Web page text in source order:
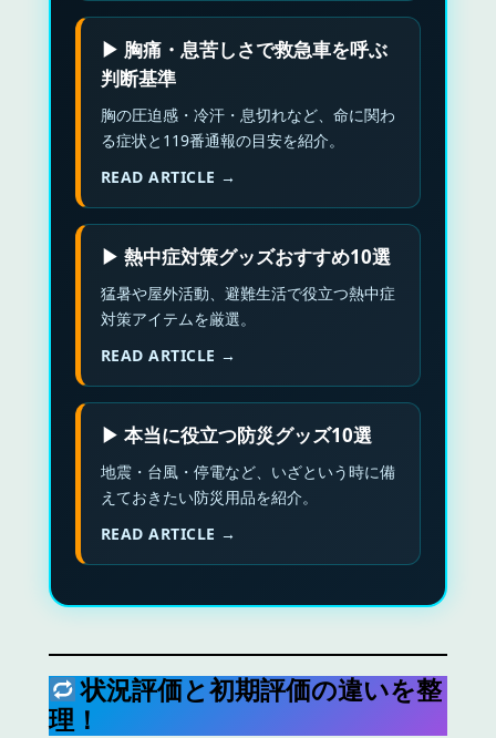
▶ 胸痛・息苦しさで救急車を呼ぶ
判断基準
胸の圧迫感・冷汗・息切れなど、命に関わ
る症状と119番通報の目安を紹介。
READ ARTICLE →
▶ 熱中症対策グッズおすすめ10選
猛暑や屋外活動、避難生活で役立つ熱中症
対策アイテムを厳選。
READ ARTICLE →
▶ 本当に役立つ防災グッズ10選
地震・台風・停電など、いざという時に備
えておきたい防災用品を紹介。
READ ARTICLE →
状況評価と初期評価の違いを整
理！